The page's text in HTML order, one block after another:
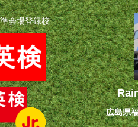
会場登録校
広島県